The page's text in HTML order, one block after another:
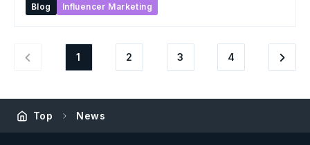
Blog
Influencer Marketing
1 2 3 4
Top News